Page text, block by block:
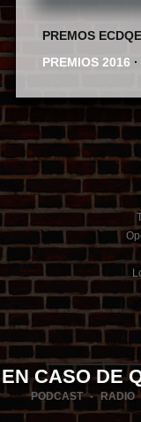
PREMOS
PREMIOS 2016 ·
EN CASO DE
PODCAST - RADIO